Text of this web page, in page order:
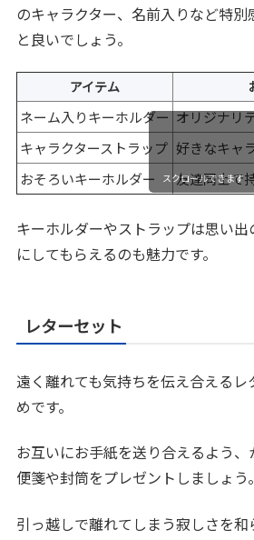
のキャラクター、名前入りなど特
と良いでしょう。
アイテム
ネーム入りキーホルダー オリジナリ
キャラクターストラップ 好きなキャ
おそろいキーホルダー
友達同士で
スクロールできます
キーホルダーやストラップは思い
にしてもらえるのも魅力です。
レターセット
遠く離れても気持ちを伝え合える
めです。
お互いにお手紙を送り合えるよう
便箋や封筒をプレゼントしましょう。
引っ越しで離れてしまう寂しさを